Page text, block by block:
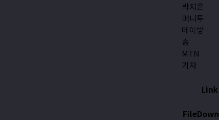
박지은
머니투
데이방
송
MTN
기자
Link